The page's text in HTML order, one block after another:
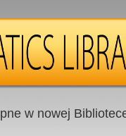
w nowej